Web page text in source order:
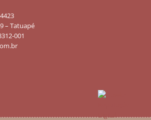
– Tatuapé
001